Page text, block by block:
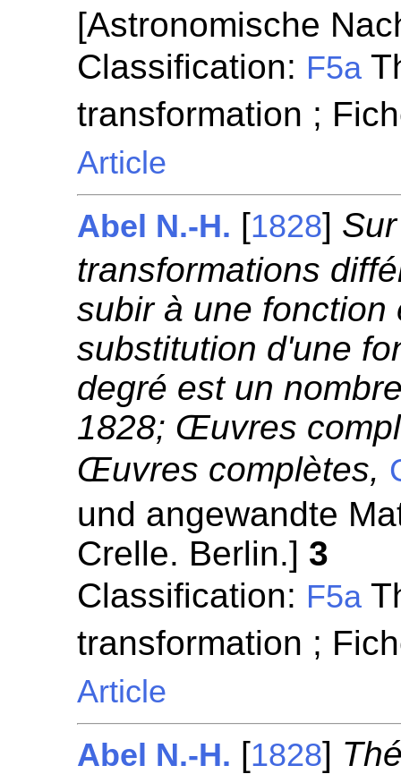
[Astronomische
Classification: F5a
transformation ;
Article
Abel N.-H. [1828]
transformations
subir à une fonction
substitution d'une
degré est un
1828; Œuvres
Œuvres complètes,
und angewandte
Crelle. Berlin.] 3
Classification: F5a
transformation ;
Article
Abel N.-H. [1828]